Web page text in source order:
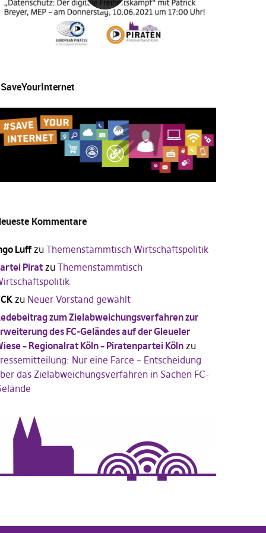
Kommentare
Luffzu Themenstammtisch Wirtschaftspolitik
Piratzu Themenstammtisch
zu Neuer Vorstand gewählt
zum Zielabweichungsverfahren zur
des FC-Geländes auf der Gleueler
– Regionalrat Köln – Piratenpartei Kölnzu
Nur eine Farce – Entscheidung
das Zielabweichungsverfahren in Sachen FC-